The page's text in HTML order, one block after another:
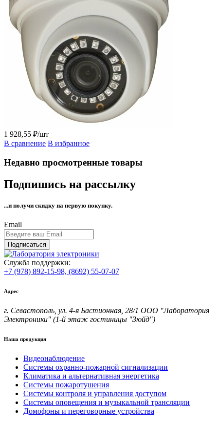
1 928,55 ₽/шт
В сравнение В избранное
Недавно просмотренные товары
Подпишись на рассылку
...и получи скидку на первую покупку.
Email
Подписаться
Служба поддержки:
+7 (978) 892-15-98, (8692) 55-07-07
Адрес
г. Севастополь, ул. 4-я Бастионная, 28/1 ООО "Лаборатория
Электроники" (1-й этаж гостиницы "Зюйд")
Наша продукция
Видеонаблюдение
Системы охранно-пожарной сигнализации
Климатика и альтернативная энергетика
Системы пожаротушения
Системы контроля и управления доступом
Системы оповещения и музыкальной трансляции
Домофоны и переговорные устройства